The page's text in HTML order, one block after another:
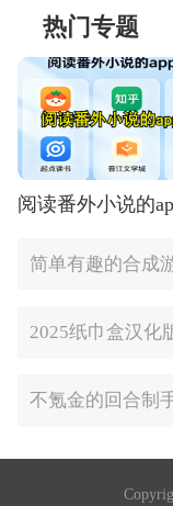
热门专题
简单有趣的合成